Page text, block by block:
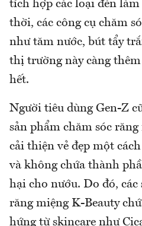
tích hợp các loại đèn
thời, các công cụ chăm
như tăm nước, bút tẩy
thị trường này càng
hết.
Người tiêu dùng Gen-Z
sản phẩm chăm sóc
cải thiện vẻ đẹp một
và không chứa thành
hại cho nướu. Do đó, các
răng miệng K-Beauty
hứng từ skincare như